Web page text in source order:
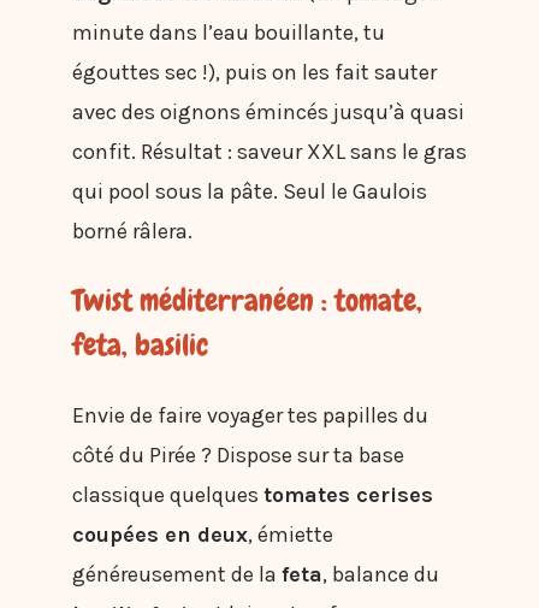
minute dans l’eau bouillante, tu
égouttes sec !), puis on les fait sauter
avec des oignons émincés jusqu’à quasi
confit. Résultat : saveur XXL sans le gras
qui pool sous la pâte. Seul le Gaulois
borné râlera.
Twist méditerranéen : tomate,
feta, basilic
Envie de faire voyager tes papilles du
côté du Pirée ? Dispose sur ta base
classique quelques tomates cerises
coupées en deux, émiette
généreusement de la feta, balance du